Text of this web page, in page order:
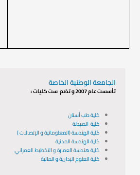
الجامعة الوطنية الخاصة
تأسست عام 2007 و تضم ست كليات :
كلية طب أسنان
كلية الصيدلة
كلية الهندسة (المعلوماتية و الإتصالات )
كلية الهندسة المدنية
كلية هندسة العمارة و التخطيط العمراني
كلية العلوم الإدارية و المالية